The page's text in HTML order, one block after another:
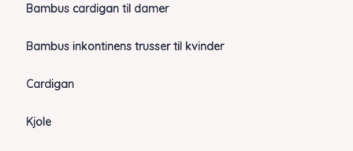
Bambus cardigan til damer
Bambus inkontinens trusser til kvinder
Cardigan
Kjole